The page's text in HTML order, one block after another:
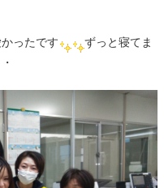
ったです
ずっと寝てま